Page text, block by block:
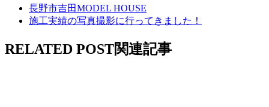
長野市吉田MODEL HOUSE
施工実績の写真撮影に行ってきました！
RELATED POST関連記事